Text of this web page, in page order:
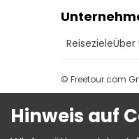
ReisezieleÜber
© Freetour.com
Hinweis auf